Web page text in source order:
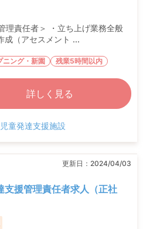
理責任者＞ ・立ち上げ業務全般
成（アセスメント ...
ニング・新園 残業5時間以内
詳しく見る
童発達支援施設
更新日： 2024/04/03
支援管理責任者求人（正社